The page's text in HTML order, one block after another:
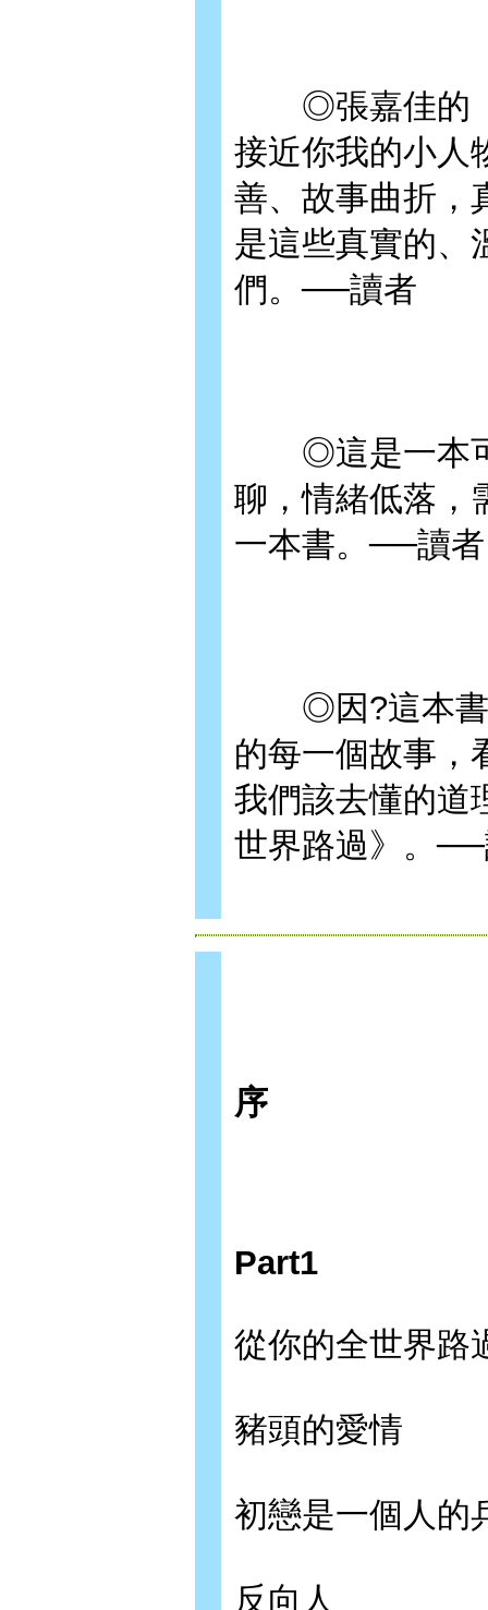
◎張嘉佳的《
接近你我的小人
善、故事曲折，
是這些真實的、
們。──讀者
◎這是一本可
聊，情緒低落，
一本書。──讀者
◎因?這本書
的每一個故事，
我們該去懂的道
世界路過》。
序
Part1
從你的全世界路
豬頭的愛情
初戀是一個人的
反向人